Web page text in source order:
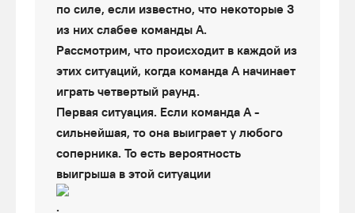
по силе, если известно, что некоторые 3
из них слабее команды А.
Рассмотрим, что происходит в каждой из
этих ситуаций, когда команда А начинает
играть четвертый раунд.
Первая ситуация. Если команда А -
сильнейшая, то она выиграет у любого
соперника. То есть вероятность
выигрыша в этой ситуации
.